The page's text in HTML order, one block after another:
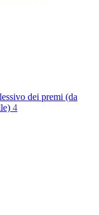
dei premi (da
4